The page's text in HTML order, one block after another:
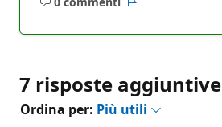
Nessun
7 risposte aggiuntive
Ordina per: Più utili